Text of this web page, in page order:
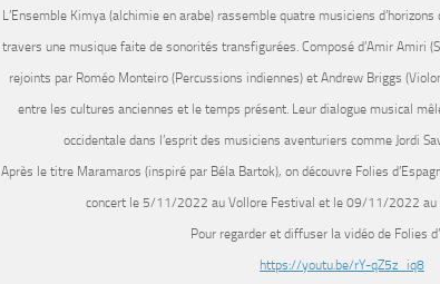
L’Ensemble Kimya (alchimie en arabe) rassemble quatre musiciens
travers une musique faite de sonorités transfigurées. Composé d’Amir Amiri
rejoints par Roméo Monteiro (Percussions indiennes) et Andrew Briggs
entre les cultures anciennes et le temps présent. Leur dialogue musical
occidentale dans l’esprit des musiciens aventuriers comme Jordi
Après le titre Maramaros (inspiré par Béla Bartok), on découvre Folies
concert le 5/11/2022 au Vollore Festival et le 09/11/2022 au
Pour regarder et diffuser la vidéo de Folies
https://youtu.be/rY-qZ5z_iq8